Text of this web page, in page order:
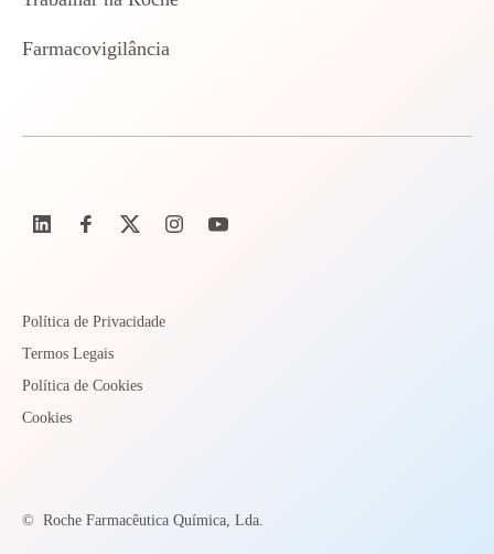
Farmacovigilância
Política de Privacidade
Termos Legais
Política de Cookies
Cookies
© Roche Farmacêutica Química, Lda.